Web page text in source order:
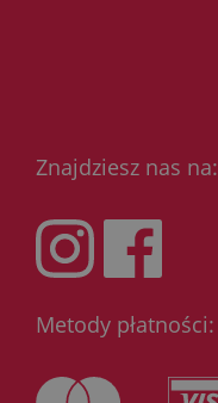
Znajdziesz nas na:
Metody płatności: